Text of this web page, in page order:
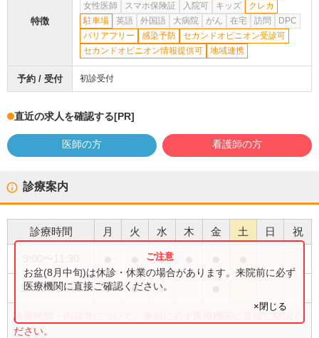
特徴
女性医師
スマホ保険証 入院可 キッズ
クレカ
駐車場
英語 外国語 大病院 がん 在宅 訪問
DPC
バリアフリー
感染予防
セカンドオピニオン受診可
セカンドオピニオン情報提供可
地域連携
予約 / 受付 初診受付
直近の求人を確認する[PR]
医師の方 看護師の方
診療案内
診療時間 月 火 水 木 金 土 日 祝
●
14:00〜17:00 ● ●
診療時間・内容等について、事前に必ず医療機関に直接ご確認く
ださい。
お盆(8月中旬)は休診・休業の場合があります。来院前に必ず
医療機関に直接ご確認ください。
×閉じる